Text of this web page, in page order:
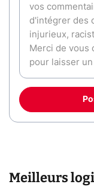
Meilleurs